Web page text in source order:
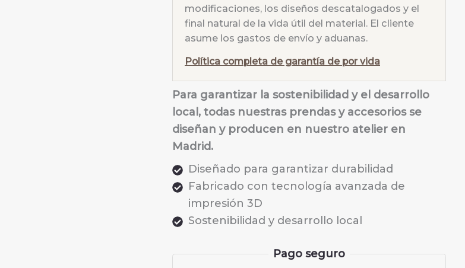
modificaciones, los diseños descatalogados y el
final natural de la vida útil del material. El cliente
asume los gastos de envío y aduanas.
Política completa de garantía de por vida
Para garantizar la sostenibilidad y el desarrollo
local, todas nuestras prendas y accesorios se
diseñan y producen en nuestro atelier en
Madrid.
Diseñado para garantizar durabilidad
Fabricado con tecnología avanzada de
impresión 3D
Sostenibilidad y desarrollo local
Pago seguro